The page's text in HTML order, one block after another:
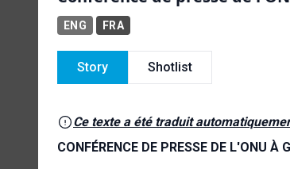
ENG FRA
Story Shotlist
Ce texte a été traduit
CONFÉRENCE DE PRESSE DE L'ONU À